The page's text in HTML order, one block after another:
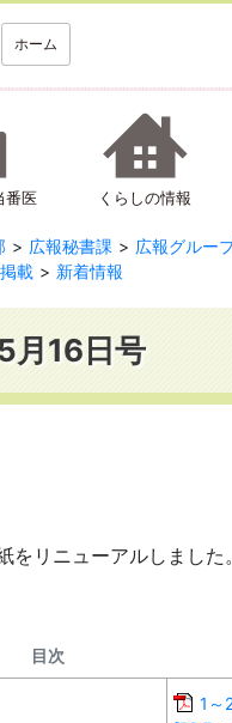
ホーム
番医 くらしの情報
広報秘書課
広報グルー
載 新着情報
月16日号
をリニューアルしました
目次
1～